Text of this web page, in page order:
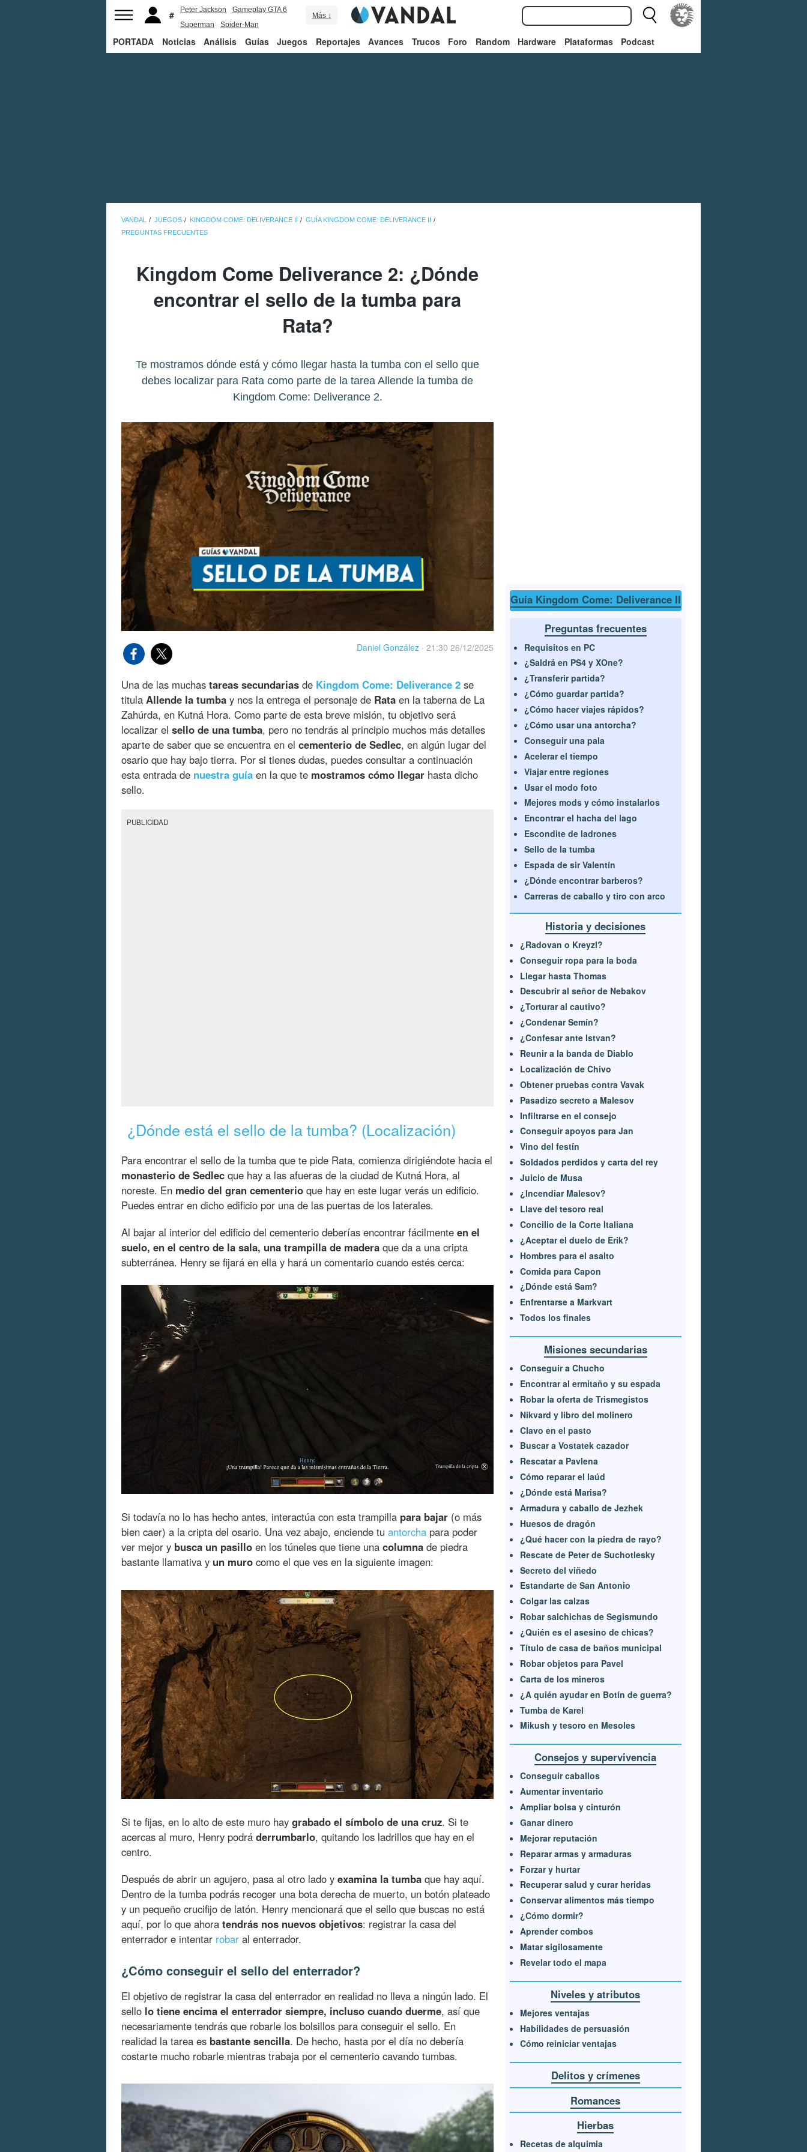
Peter Jackson
Gameplay GTA 6
Superman
Spider-Man
Más ↓
PORTADA Noticias Análisis Guías Juegos Reportajes Avances Trucos Foro Random Hardware Plataformas Podcast
VANDAL JUEGOS KINGDOM COME: DELIVERANCE II
GUÍA KINGDOM COME: DELIVERANCE II
PREGUNTAS FRECUENTES
Kingdom Come Deliverance 2: ¿Dónde
encontrar el sello de la tumba para
Rata?
Te mostramos dónde está y cómo llegar hasta la tumba con el sello que
debes localizar para Rata como parte de la tarea Allende la tumba de
Kingdom Come: Deliverance 2.
Daniel González · 21:30 26/12/2025
Una de las muchas tareas secundarias de Kingdom Come: Deliverance 2 se
titula Allende la tumba y nos la entrega el personaje de Rata en la taberna de La
Zahúrda, en Kutná Hora. Como parte de esta breve misión, tu objetivo será
localizar el sello de una tumba, pero no tendrás al principio muchos más detalles
aparte de saber que se encuentra en el cementerio de Sedlec, en algún lugar del
osario que hay bajo tierra. Por si tienes dudas, puedes consultar a continuación
esta entrada de nuestra guía en la que te mostramos cómo llegar hasta dicho
sello.
PUBLICIDAD
¿Dónde está el sello de la tumba? (Localización)
Para encontrar el sello de la tumba que te pide Rata, comienza dirigiéndote hacia el
monasterio de Sedlec que hay a las afueras de la ciudad de Kutná Hora, al
noreste. En medio del gran cementerio que hay en este lugar verás un edificio.
Puedes entrar en dicho edificio por una de las puertas de los laterales.
Al bajar al interior del edificio del cementerio deberías encontrar fácilmente en el
suelo, en el centro de la sala, una trampilla de madera que da a una cripta
subterránea. Henry se fijará en ella y hará un comentario cuando estés cerca:
Si todavía no lo has hecho antes, interactúa con esta trampilla para bajar (o más
bien caer) a la cripta del osario. Una vez abajo, enciende tu antorcha para poder
ver mejor y busca un pasillo en los túneles que tiene una columna de piedra
bastante llamativa y un muro como el que ves en la siguiente imagen:
Si te fijas, en lo alto de este muro hay grabado el símbolo de una cruz. Si te
acercas al muro, Henry podrá derrumbarlo, quitando los ladrillos que hay en el
centro.
Después de abrir un agujero, pasa al otro lado y examina la tumba que hay aquí.
Dentro de la tumba podrás recoger una bota derecha de muerto, un botón plateado
y un pequeño crucifijo de latón. Henry mencionará que el sello que buscas no está
aquí, por lo que ahora tendrás nos nuevos objetivos: registrar la casa del
enterrador e intentar robar al enterrador.
¿Cómo conseguir el sello del enterrador?
El objetivo de registrar la casa del enterrador en realidad no lleva a ningún lado. El
sello lo tiene encima el enterrador siempre, incluso cuando duerme, así que
necesariamente tendrás que robarle los bolsillos para conseguir el sello. En
realidad la tarea es bastante sencilla. De hecho, hasta por el día no debería
costarte mucho robarle mientras trabaja por el cementerio cavando tumbas.
Guía Kingdom Come: Deliverance II
Preguntas frecuentes
Requisitos en PC
¿Saldrá en PS4 y XOne?
¿Transferir partida?
¿Cómo guardar partida?
¿Cómo hacer viajes rápidos?
¿Cómo usar una antorcha?
Conseguir una pala
Acelerar el tiempo
Viajar entre regiones
Usar el modo foto
Mejores mods y cómo instalarlos
Encontrar el hacha del lago
Escondite de ladrones
Sello de la tumba
Espada de sir Valentín
¿Dónde encontrar barberos?
Carreras de caballo y tiro con arco
Historia y decisiones
¿Radovan o Kreyzl?
Conseguir ropa para la boda
Llegar hasta Thomas
Descubrir al señor de Nebakov
¿Torturar al cautivo?
¿Condenar Semín?
¿Confesar ante Istvan?
Reunir a la banda de Diablo
Localización de Chivo
Obtener pruebas contra Vavak
Pasadizo secreto a Malesov
Infiltrarse en el consejo
Conseguir apoyos para Jan
Vino del festín
Soldados perdidos y carta del rey
Juicio de Musa
¿Incendiar Malesov?
Llave del tesoro real
Concilio de la Corte Italiana
¿Aceptar el duelo de Erik?
Hombres para el asalto
Comida para Capon
¿Dónde está Sam?
Enfrentarse a Markvart
Todos los finales
Misiones secundarias
Conseguir a Chucho
Encontrar al ermitaño y su espada
Robar la oferta de Trismegistos
Nikvard y libro del molinero
Clavo en el pasto
Buscar a Vostatek cazador
Rescatar a Pavlena
Cómo reparar el laúd
¿Dónde está Marisa?
Armadura y caballo de Jezhek
Huesos de dragón
¿Qué hacer con la piedra de rayo?
Rescate de Peter de Suchotlesky
Secreto del viñedo
Estandarte de San Antonio
Colgar las calzas
Robar salchichas de Segismundo
¿Quién es el asesino de chicas?
Título de casa de baños municipal
Robar objetos para Pavel
Carta de los mineros
¿A quién ayudar en Botín de guerra?
Tumba de Karel
Mikush y tesoro en Mesoles
Consejos y supervivencia
Conseguir caballos
Aumentar inventario
Ampliar bolsa y cinturón
Ganar dinero
Mejorar reputación
Reparar armas y armaduras
Forzar y hurtar
Recuperar salud y curar heridas
Conservar alimentos más tiempo
¿Cómo dormir?
Aprender combos
Matar sigilosamente
Revelar todo el mapa
Niveles y atributos
Mejores ventajas
Habilidades de persuasión
Cómo reiniciar ventajas
Delitos y crímenes
Romances
Hierbas
Recetas de alquimia